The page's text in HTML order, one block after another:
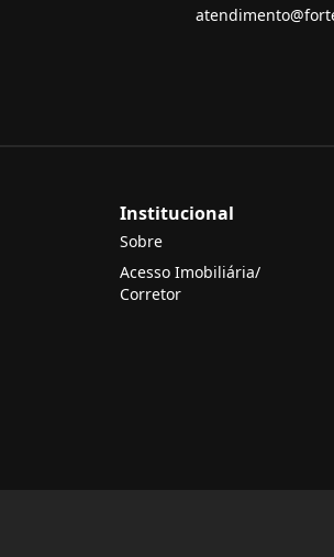
Institucional
Sobre
Acesso Imobiliária/
Corretor